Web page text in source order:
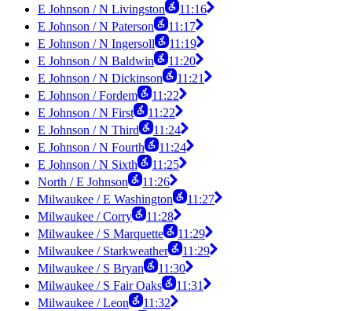
E Johnson / N Livingston
11:16
E Johnson / N Paterson
11:17
E Johnson / N Ingersoll
11:19
E Johnson / N Baldwin
11:20
E Johnson / N Dickinson
11:21
E Johnson / Fordem
11:22
E Johnson / N First
11:22
E Johnson / N Third
11:24
E Johnson / N Fourth
11:24
E Johnson / N Sixth
11:25
North / E Johnson
11:26
Milwaukee / E Washington
11:27
Milwaukee / Corry
11:28
Milwaukee / S Marquette
11:29
Milwaukee / Starkweather
11:29
Milwaukee / S Bryan
11:30
Milwaukee / S Fair Oaks
11:31
Milwaukee / Leon
11:32